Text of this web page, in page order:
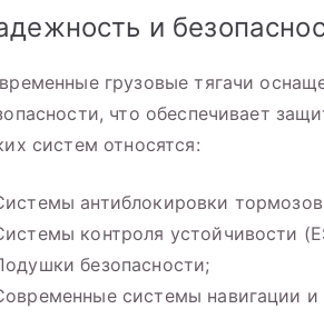
и
грузовые тягачи
что обеспечивает
систем относятся:
антиблокировки тормозов
контроля устойчивости
безопасности;
системы навигации и